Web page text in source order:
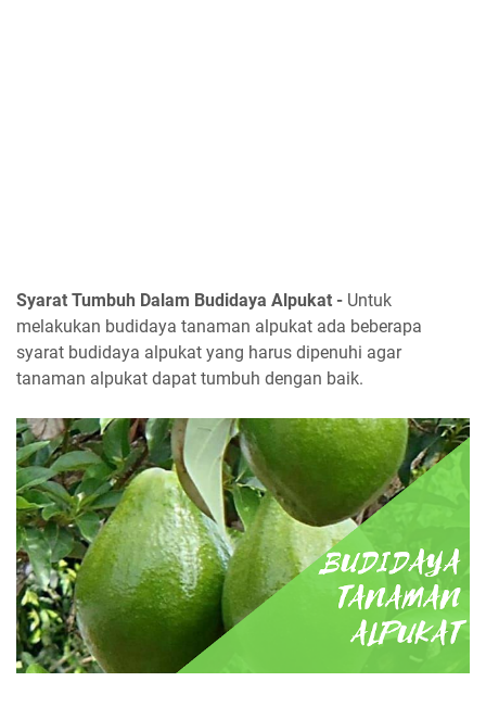
Syarat Tumbuh Dalam Budidaya Alpukat - Untuk
melakukan budidaya tanaman alpukat ada beberapa
syarat budidaya alpukat yang harus dipenuhi agar
tanaman alpukat dapat tumbuh dengan baik.